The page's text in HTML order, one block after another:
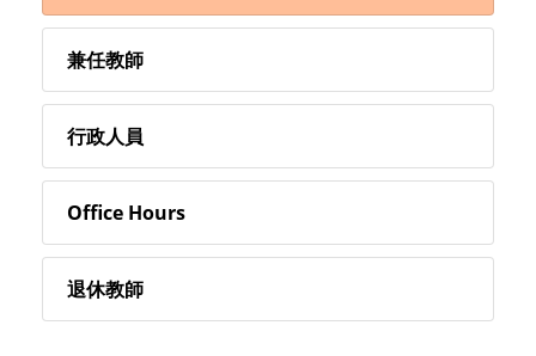
兼任教師
行政人員
Office Hours
退休教師